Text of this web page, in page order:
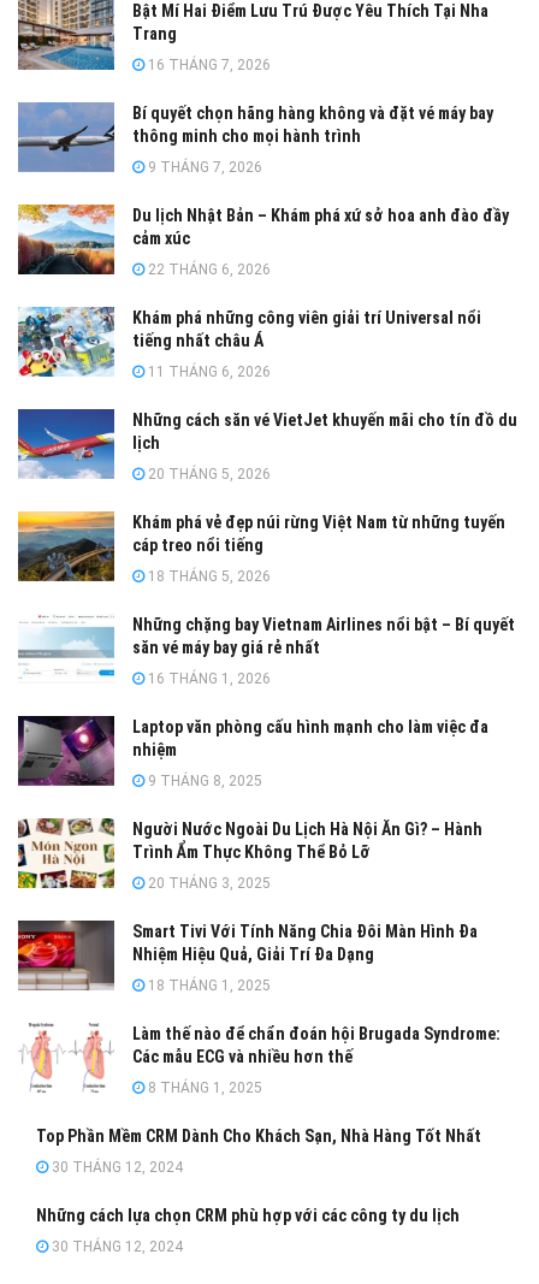
Bật Mí Hai Điểm Lưu Trú Được Yêu Thích Tại Nha
Trang
16 THÁNG 7, 2026
Bí quyết chọn hãng hàng không và đặt vé máy bay
thông minh cho mọi hành trình
9 THÁNG 7, 2026
Du lịch Nhật Bản – Khám phá xứ sở hoa anh đào đầy
cảm xúc
22 THÁNG 6, 2026
Khám phá những công viên giải trí Universal nổi
tiếng nhất châu Á
11 THÁNG 6, 2026
Những cách săn vé VietJet khuyến mãi cho tín đồ du
lịch
20 THÁNG 5, 2026
Khám phá vẻ đẹp núi rừng Việt Nam từ những tuyến
cáp treo nổi tiếng
18 THÁNG 5, 2026
Những chặng bay Vietnam Airlines nổi bật – Bí quyết
săn vé máy bay giá rẻ nhất
16 THÁNG 1, 2026
Laptop văn phòng cấu hình mạnh cho làm việc đa
nhiệm
9 THÁNG 8, 2025
Người Nước Ngoài Du Lịch Hà Nội Ăn Gì? – Hành
Trình Ẩm Thực Không Thể Bỏ Lỡ
20 THÁNG 3, 2025
Smart Tivi Với Tính Năng Chia Đôi Màn Hình Đa
Nhiệm Hiệu Quả, Giải Trí Đa Dạng
18 THÁNG 1, 2025
Làm thế nào để chẩn đoán hội Brugada Syndrome:
Các mẫu ECG và nhiều hơn thế
8 THÁNG 1, 2025
Top Phần Mềm CRM Dành Cho Khách Sạn, Nhà Hàng Tốt Nhất
30 THÁNG 12, 2024
Những cách lựa chọn CRM phù hợp với các công ty du lịch
30 THÁNG 12, 2024